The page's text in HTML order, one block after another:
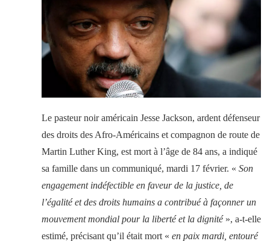
Le pasteur noir américain Jesse Jackson, ardent défenseur
des droits des Afro-Américains et compagnon de route de
Martin Luther King, est mort à l’âge de 84 ans, a indiqué
sa famille dans un communiqué, mardi 17 février. « Son
engagement indéfectible en faveur de la justice, de
l’égalité et des droits humains a contribué à façonner un
mouvement mondial pour la liberté et la dignité », a-t-elle
estimé, précisant qu’il était mort « en paix mardi, entouré